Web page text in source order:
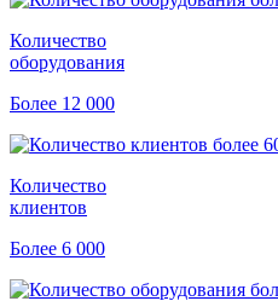
Количество
оборудования
Более 12 000
Количество
клиентов
Более 6 000